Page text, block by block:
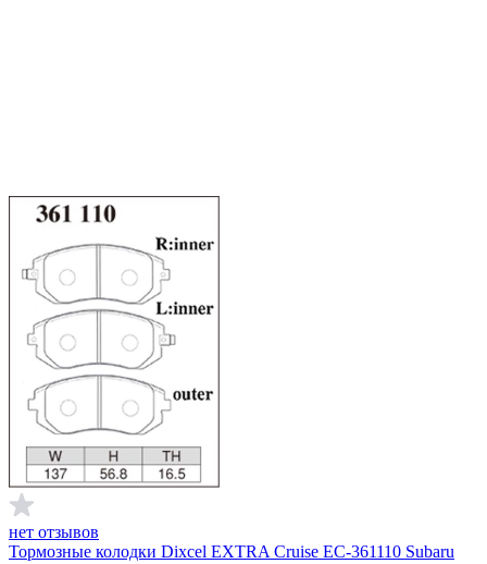
нет отзывов
Тормозные колодки Dixcel EXTRA Cruise EC-361110 Subaru